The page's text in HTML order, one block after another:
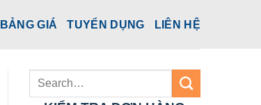
BẢNG GIÁ TUYỂN DỤNG LIÊN HỆ